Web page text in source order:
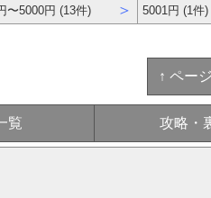
〜5000円 (13件) ＞ 5001円 (1件)
↑ ペー
覧 攻略・